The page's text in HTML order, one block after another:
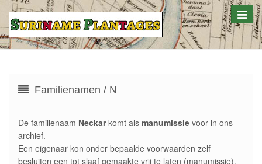
Toggle
Familienamen / N
De familienaam Neckarkomt als manumissie voor in ons
archief.
Een eigenaar kon onder bepaalde voorwaarden zelf
besluiten een tot slaaf gemaakte vrij te laten (manumissie).